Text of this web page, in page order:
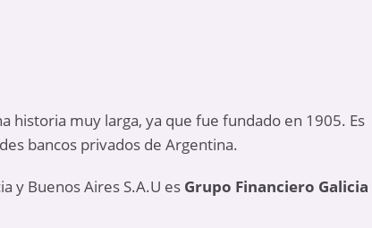
historia muy larga, ya que fue fundado en 1905. Es
bancos privados de Argentina.
y Buenos Aires S.A.U es Grupo Financiero Galicia